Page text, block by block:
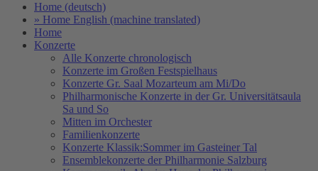
Home (deutsch)
» Home English (machine translated)
Home
Konzerte
Alle Konzerte chronologisch
Konzerte im Großen Festspielhaus
Konzerte Gr. Saal Mozarteum am Mi/Do
Philharmonische Konzerte in der Gr. Universitätsaula
Sa und So
Mitten im Orchester
Familienkonzerte
Konzerte Klassik:Sommer im Gasteiner Tal
Ensemblekonzerte der Philharmonie Salzburg